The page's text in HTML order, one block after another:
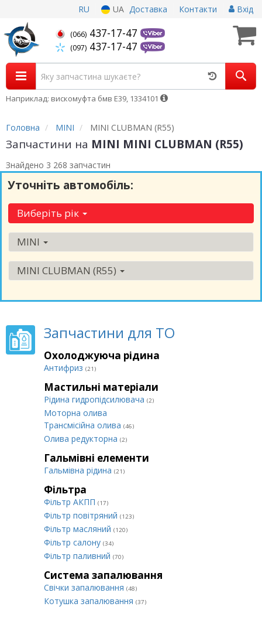
RU UA Доставка Контакти Вхід
(066) 437-17-47
(097) 437-17-47
Наприклад: вискомуфта бмв Е39, 1334101
Головна MINI MINI CLUBMAN (R55)
Запчастини на MINI MINI CLUBMAN (R55)
Знайдено 3 268 запчастин
Уточніть автомобіль:
Виберіть рік
MINI
MINI CLUBMAN (R55)
Запчастини для ТО
Охолоджуюча рідина
Антифриз (21)
Мастильні матеріали
Рідина гидропідсилювача (2)
Моторна олива
Трансмісійна олива (46)
Олива редукторна (2)
Гальмівні елементи
Гальмівна рідина (21)
Фільтра
Фільтр АКПП (17)
Фільтр повітряний (123)
Фільтр масляний (120)
Фільтр салону (34)
Фільтр паливний (70)
Система запалювання
Свічки запалювання (48)
Котушка запалювання (37)